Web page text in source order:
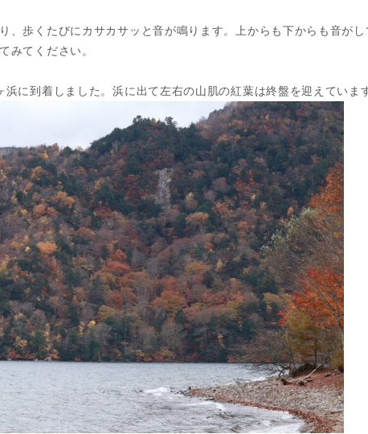
、歩くたびにカサカサッと音が鳴ります。上からも下からも音が
みてください。
に到着しました。浜に出て左右の山肌の紅葉は終盤を迎えていま